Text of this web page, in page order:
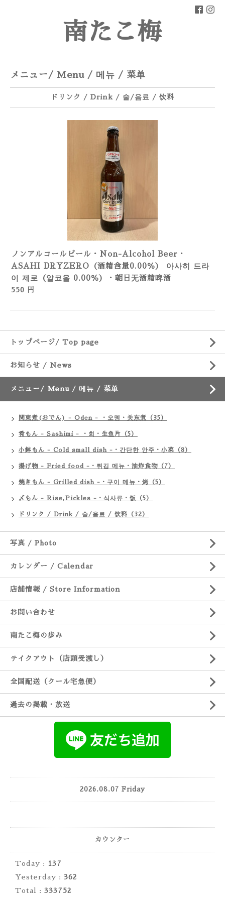
南たこ梅
メニュー/ Menu / 메뉴 / 菜单
ドリンク / Drink / 술/음료 / 饮料
ノンアルコールビール・Non-Alcohol Beer・
ASAHI DRYZERO（酒精含量0.00％） 아사히 드라
이 제로（알코올 0.00％）・朝日无酒精啤酒
550 円
トップページ/ Top page
お知らせ / News
メニュー/ Menu / 메뉴 / 菜单
関東煮(おでん) - Oden - ・오뎅・关东煮（35）
肴もん - Sashimi - ・회・生鱼片（5）
小鉢もん - Cold small dish -・간단한 안주・小菜（8）
揚げ物 - Fried food -・튀김 메뉴・油炸食物（7）
焼きもん - Grilled dish -・구이 메뉴・烤（5）
〆もん - Rise,Pickles -・식사류・饭（5）
ドリンク / Drink / 술/음료 / 饮料（32）
写真 / Photo
カレンダー / Calendar
店舗情報 / Store Information
お問い合わせ
南たこ梅の歩み
テイクアウト（店頭受渡し）
全国配送（クール宅急便）
過去の掲載・放送
2026.08.07 Friday
カウンター
Today :
137
Yesterday : 362
Total : 333752